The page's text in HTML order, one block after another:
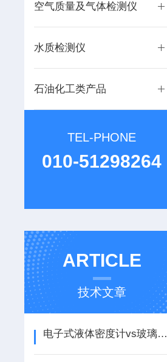
空气质量及气体检测仪
水质检测仪
石油化工类产品
TEL-PHONE
010-51298264
ARTICLE
技术文章
电子式液体密度计vs玻璃浮子式：精度、速度与成本对比